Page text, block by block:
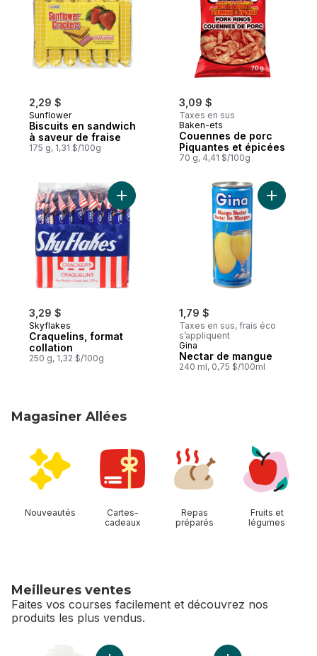
2,29 $
Sunflower
Biscuits en sandwich
à saveur de fraise
175 g, 1,31 $/100g
3,09 $
Taxes en sus
Baken-ets
Couennes de porc
Piquantes et épicées
70 g, 4,41 $/100g
3,29 $
Skyflakes
Craquelins, format
collation
250 g, 1,32 $/100g
Ajouter Craquelins, format collation au
1,79 $
Taxes en sus, frais éco
s’appliquent
Gina
Nectar de mangue
240 ml, 0,75 $/100ml
Ajouter
Magasiner Allées
Nouveautés
Cartes-
cadeaux
Repas
préparés
Fruits et
légumes
Meilleures ventes
Faites vos courses facilement et découvrez nos
produits les plus vendus.
sauter Meilleures ventes